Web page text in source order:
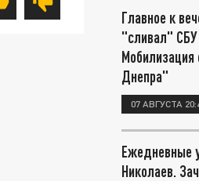
Главное к
"сливал" СБУ
Днепра"
07 АВГУСТА
Ежедневные
Николаев.